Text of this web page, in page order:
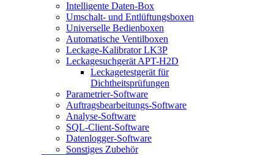
Intelligente Daten-Box
Umschalt- und Entlüftungsboxen
Universelle Bedienboxen
Automatische Ventilboxen
Leckage-Kalibrator LK3P
Leckagesuchgerät APT-H2D
Leckagetestgerät für
Dichtheitsprüfungen
Parametrier-Software
Auftragsbearbeitungs-Software
Analyse-Software
SQL-Client-Software
Datenlogger-Software
Sonstiges Zubehör